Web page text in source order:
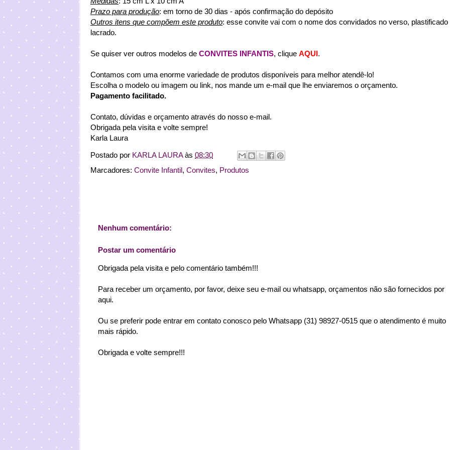
Prazo para produção: em torno de 30 dias - após confirmação do depósito
Outros itens que compõem este produto: esse convite vai com o nome dos convidados no verso, plastificado
lacrado.
Se quiser ver outros modelos de CONVITES INFANTIS, clique AQUI.
Contamos com uma enorme variedade de produtos disponíveis para melhor atendê-lo!
Escolha o modelo ou imagem ou link, nos mande um e-mail que lhe enviaremos o orçamento.
Pagamento facilitado.
Contato, dúvidas e orçamento através do nosso e-mail.
Obrigada pela visita e volte sempre!
Karla Laura
Postado por KARLA LAURAàs 08:30
Marcadores: Convite Infantil, Convites, Produtos
Nenhum comentário:
Postar um comentário
Obrigada pela visita e pelo comentário também!!!
Para receber um orçamento, por favor, deixe seu e-mail ou whatsapp, orçamentos não são fornecidos por
aqui.
Ou se preferir pode entrar em contato conosco pelo Whatsapp (31) 98927-0515 que o atendimento é muito
mais rápido.
Obrigada e volte sempre!!!